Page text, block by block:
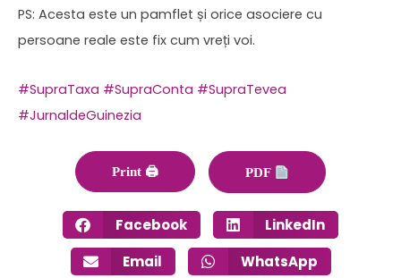
PS: Acesta este un pamflet și orice asociere cu
persoane reale este fix cum vreți voi.
#SupraTaxa #SupraConta #SupraTevea
#JurnaldeGuinezia
Print 🖨 PDF
Facebook
LinkedIn
Email
WhatsApp